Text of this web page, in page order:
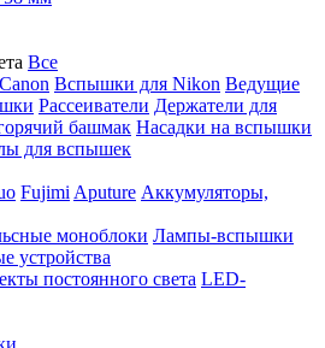
Все
Вспышки для Nikon Ведущие
Рассеиватели Держатели для
башмак Насадки на вспышки
для вспышек
Fujimi Aputure Аккумуляторы,
моноблоки Лампы-вспышки
устройства
постоянного света LED-